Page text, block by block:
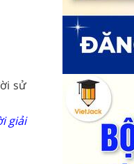
sử
giải